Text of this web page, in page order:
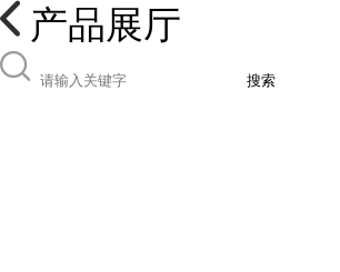
产品展厅
搜索